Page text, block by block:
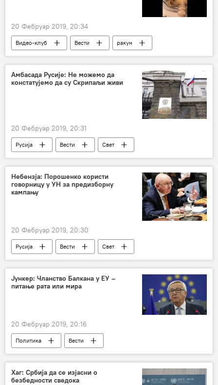
20 Фебруар 2019, 20:34
Видео-клуб Вести
ракун
уживање
Видео
Амбасада Русије: Не можемо да
констатујемо да су Скрипаљи живи
20 Фебруар 2019, 20:31
Русија Вести
Свет
Велика Британија
Викторија Скрипаљ
Сергеј и Јулија Скрипаљ
Амбасада Русије у Лондону
Небензја: Порошенко користи
говорницу у УН за предизборну
кампању
20 Фебруар 2019, 20:30
Русија Вести
Свет
Украјина
Петро Порошенко
Василиј Небензја
Уједињене нације
Генерална скупштина УН
Јункер: Чланство Балкана у ЕУ –
питање рата или мира
20 Фебруар 2019, 20:16
Политика Вести
Хаг: Србија да се изјасни о
безбедности сведока